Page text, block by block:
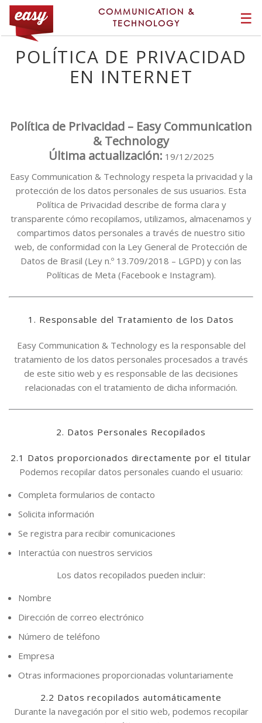
COMMUNICATION &
TECHNOLOGY
☰
POLÍTICA DE PRIVACIDAD
EN INTERNET
Política de Privacidad – Easy Communication
& Technology
Última actualización: 19/12/2025
Easy Communication & Technology respeta la privacidad y la
protección de los datos personales de sus usuarios. Esta
Política de Privacidad describe de forma clara y
transparente cómo recopilamos, utilizamos, almacenamos y
compartimos datos personales a través de nuestro sitio
web, de conformidad con la Ley General de Protección de
Datos de Brasil (Ley n.º 13.709/2018 – LGPD) y con las
Políticas de Meta (Facebook e Instagram).
1. Responsable del Tratamiento de los Datos
Easy Communication & Technology es la responsable del
tratamiento de los datos personales procesados a través
de este sitio web y es responsable de las decisiones
relacionadas con el tratamiento de dicha información.
2. Datos Personales Recopilados
2.1 Datos proporcionados directamente por el titular
Podemos recopilar datos personales cuando el usuario:
Completa formularios de contacto
Solicita información
Se registra para recibir comunicaciones
Interactúa con nuestros servicios
Los datos recopilados pueden incluir:
Nombre
Dirección de correo electrónico
Número de teléfono
Empresa
Otras informaciones proporcionadas voluntariamente
2.2 Datos recopilados automáticamente
Durante la navegación por el sitio web, podemos recopilar